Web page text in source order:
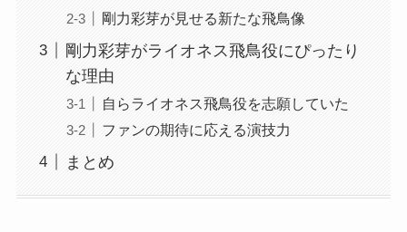
剛力彩芽が見せる新たな飛鳥像
剛力彩芽がライオネス飛鳥役にぴったり
な理由
自らライオネス飛鳥役を志願していた
ファンの期待に応える演技力
まとめ